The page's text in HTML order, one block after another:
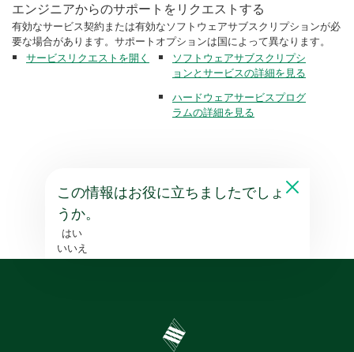
エンジニアからのサポートをリクエストする
有効なサービス契約または有効なソフトウェアサブスクリプションが必
要な場合があります。サポートオプションは国によって異なります。
サービスリクエストを開く
ソフトウェアサブスクリプシ
ョンとサービスの詳細を見る
ハードウェアサービスプログ
ラムの詳細を見る
この情報はお役に立ちましたでしょ
うか。
はい
いいえ